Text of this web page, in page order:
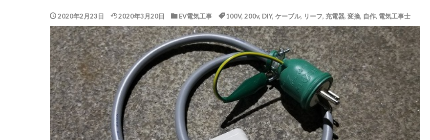
2020年2月23日 2020年3月20日 EV電気工事 100V, 200v, DIY, ケーブル, リーフ, 充電器, 変換, 自作, 電気工事士